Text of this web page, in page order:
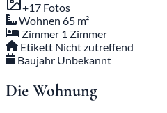
+17 Fotos
Wohnen 65 m²
Zimmer 1 Zimmer
Etikett Nicht zutreffend
Baujahr Unbekannt
Die Wohnung